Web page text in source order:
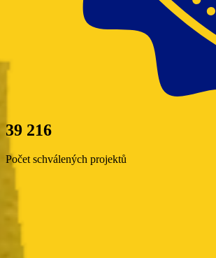
39 216
Počet schválených projektů